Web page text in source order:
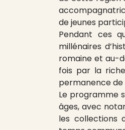
de jeunes
Pendant ces
millénaires
romaine et au-
fois par la
permanence de
Le programme
âges, avec
les collections